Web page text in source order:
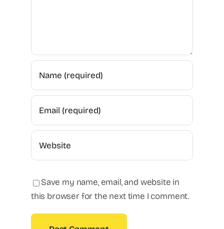
Save my name, email, and website in
this browser for the next time I comment.